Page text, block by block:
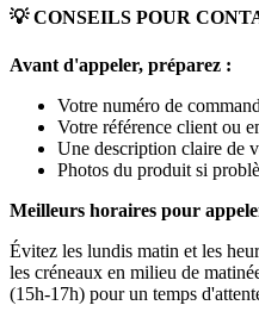
💡 CONSEILS POUR
Avant d'appeler, préparez :
Votre numéro de
Votre référence client ou
Une description claire de
Photos du produit si
Meilleurs horaires pour
Évitez les lundis matin et les
les créneaux en milieu de
(15h-17h) pour un temps